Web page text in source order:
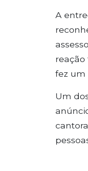
A
reação
fez um
Um